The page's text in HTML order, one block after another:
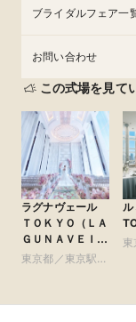
ブライダルフェア一
お問い合わせ
この式場を見て
ラグナヴェール
ＴＯＫＹＯ（ＬＡ
ＧＵＮＡＶＥＩＬ
ＴＯＫＹＯ）
東京都／東京駅・
ル
東